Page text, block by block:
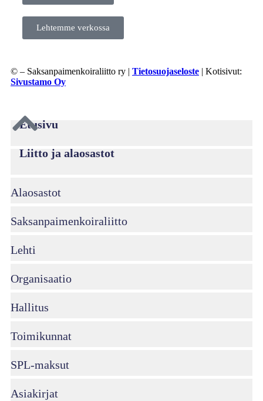
Lehtemme verkossa
© – Saksanpaimenkoiraliitto ry | Tietosuojaseloste | Kotisivut:
Sivustamo Oy
Etusivu
Liitto ja alaosastot
Alaosastot
Saksanpaimenkoira­liitto
Lehti
Organisaatio
Hallitus
Toimikunnat
SPL-maksut
Asiakirjat